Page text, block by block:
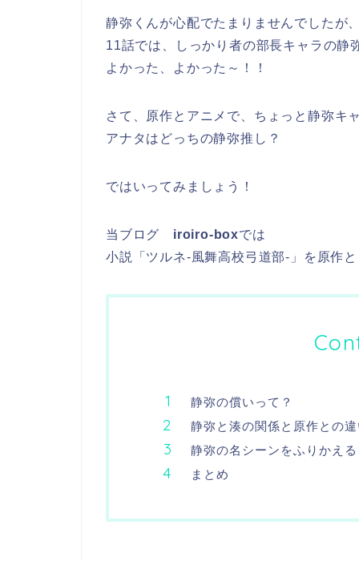
静弥くんが心配でたまりませんでしたが
11話では、しっかり者の部長キャラの静
よかった、よかった～！！
さて、原作とアニメで、ちょっと静弥キ
アナタはどっちの静弥推し？
ではいってみましょう！
当ブログ iroiro-boxでは
小説「ツルネ-風舞高校弓道部-」を原作
静弥の償いって？
静弥と湊の関係と原作との
静弥の名シーンをふりかえる
まとめ